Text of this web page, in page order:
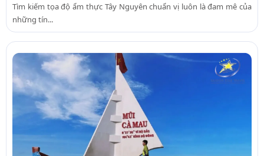
Tìm kiếm tọa độ ẩm thực Tây Nguyên chuẩn vị luôn là đam mê của
những tín...